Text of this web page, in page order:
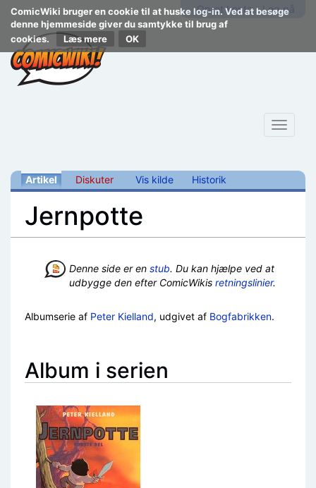
ComicWiki bruger en cookie til at huske log-in. Ved at besøge
denne hjemmeside giver du samtykke til brug af
cookies.
Læs mere
Opret konto Log på
Toggle
Artikel Diskuter Vis kilde Historik
Jernpotte
Denne side er en stub. Du kan hjælpe ved at
udbygge den efter ComicWikis retningslinier.
Albumserie af Peter Kielland, udgivet af Bogfabrikken.
Album i serien